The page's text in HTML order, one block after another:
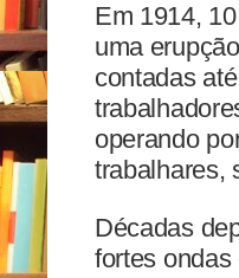
Em 1914,
uma
contadas
operando
trabalhares,
Décadas
fortes